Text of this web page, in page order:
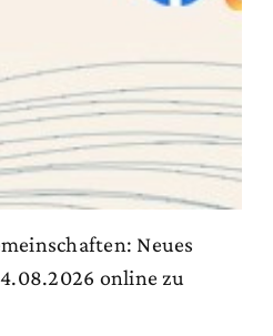
Neues
online zu